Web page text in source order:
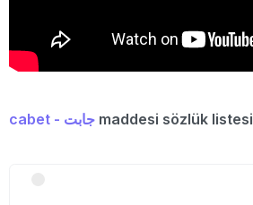
cabet - جابت maddesi sözlük listesi